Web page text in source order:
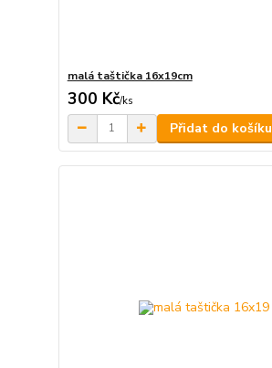
malá taštička 16x19cm
300 Kč/ks
Přidat do košíku